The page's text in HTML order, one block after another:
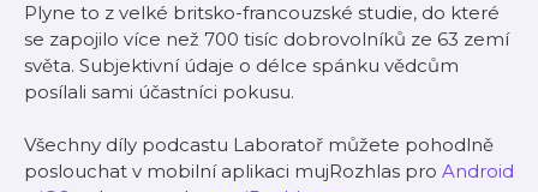
Plyne to z velké britsko-francouzské studie, do které
se zapojilo více než 700 tisíc dobrovolníků ze 63 zemí
světa. Subjektivní údaje o délce spánku vědcům
posílali sami účastníci pokusu.
Všechny díly podcastu Laboratoř můžete pohodlně
poslouchat v mobilní aplikaci mujRozhlas pro Android